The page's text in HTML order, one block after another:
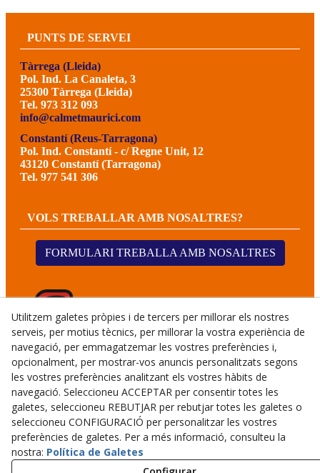
PUNTS DE SERVEI
Tàrrega (Lleida)
Pol. Ind. La Canaleta, 3
25300 Tàrrega (Lleida)
Tel. 973 312 093
info@calmetmaurici.com
Constantí (Reus-Tarragona)
Pol. Ind. Constantí - c/ Regne Unit, 12
43120 Constantí (Tarragona)
Tel. 977 541 306
VOLS TREBALLAR AMB NOSALTRES?
FORMULARI TREBALLA AMB NOSALTRES
© 08/2026 CALMET GERMANS TALLERS I SERVEIS, S.L.U.
- Tots els drets reservats.
Utilitzem galetes pròpies i de tercers per millorar els nostres
serveis, per motius tècnics, per millorar la vostra experiència de
navegació, per emmagatzemar les vostres preferències i,
opcionalment, per mostrar-vos anuncis personalitzats segons
les vostres preferències analitzant els vostres hàbits de
navegació. Seleccioneu ACCEPTAR per consentir totes les
galetes, seleccioneu REBUTJAR per rebutjar totes les galetes o
seleccioneu CONFIGURACIÓ per personalitzar les vostres
preferències de galetes. Per a més informació, consulteu la
nostra: Política de Galetes